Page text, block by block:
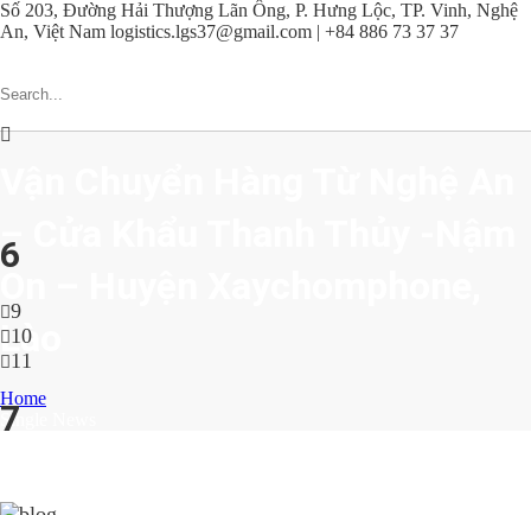
Số 203, Đường Hải Thượng Lãn Ông, P. Hưng Lộc, TP. Vinh, Nghệ
An, Việt Nam logistics.lgs37@gmail.com | +84 886 73 37 37
6
9
10
11
7
– Cửa Khẩu Thanh Thủy -Nậm
Lào
Home
Single News